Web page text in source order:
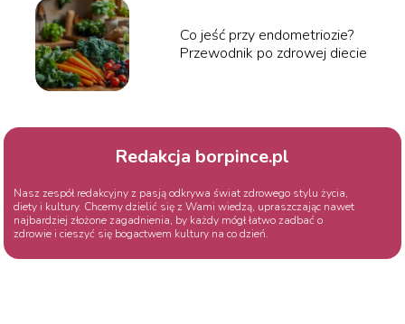
Co jeść przy endometriozie?
Przewodnik po zdrowej diecie
Redakcja borpince.pl
Nasz zespół redakcyjny z pasją odkrywa świat zdrowego stylu życia,
diety i kultury. Chcemy dzielić się z Wami wiedzą, upraszczając nawet
najbardziej złożone zagadnienia, by każdy mógł łatwo zadbać o
zdrowie i cieszyć się bogactwem kultury na co dzień.